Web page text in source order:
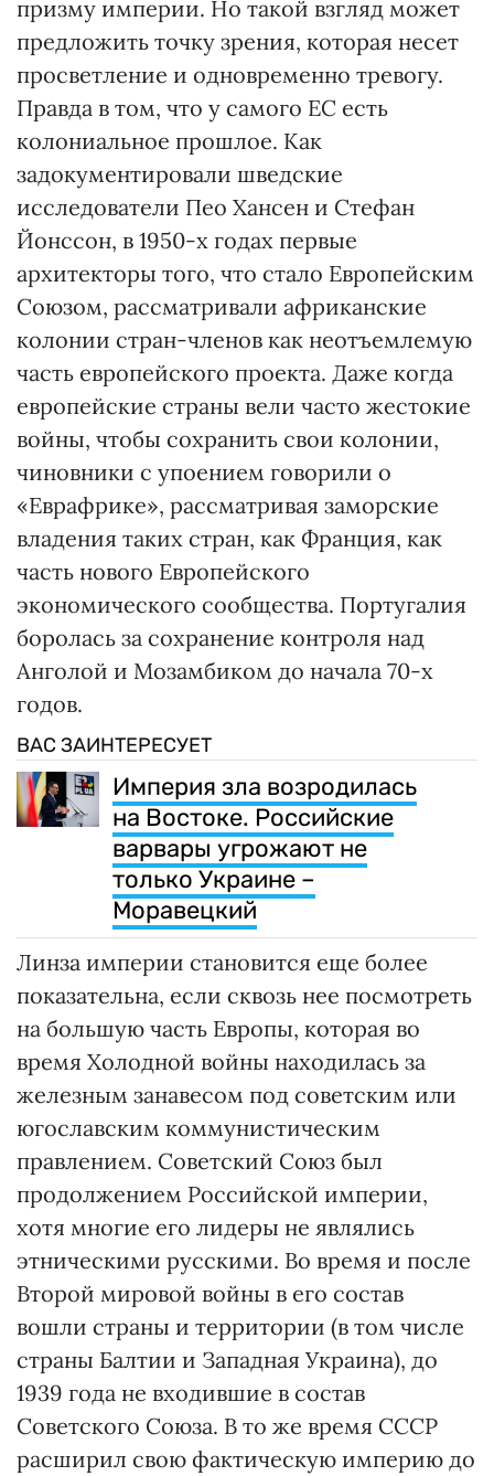
призму империи. Но такой взгляд может
предложить точку зрения, которая несет
просветление и одновременно тревогу.
Правда в том, что у самого ЕС есть
колониальное прошлое. Как
задокументировали шведские
исследователи Пео Хансен и Стефан
Йонссон, в 1950-х годах первые
архитекторы того, что стало Европейским
Союзом, рассматривали африканские
колонии стран-членов как неотъемлемую
часть европейского проекта. Даже когда
европейские страны вели часто жестокие
войны, чтобы сохранить свои колонии,
чиновники с упоением говорили о
«Еврафрике», рассматривая заморские
владения таких стран, как Франция, как
часть нового Европейского
экономического сообщества. Португалия
боролась за сохранение контроля над
Анголой и Мозамбиком до начала 70-х
годов.
ВАС ЗАИНТЕРЕСУЕТ
Империя зла возродилась
на Востоке. Российские
варвары угрожают не
только Украине –
Моравецкий
Линза империи становится еще более
показательна, если сквозь нее посмотреть
на большую часть Европы, которая во
время Холодной войны находилась за
железным занавесом под советским или
югославским коммунистическим
правлением. Советский Союз был
продолжением Российской империи,
хотя многие его лидеры не являлись
этническими русскими. Во время и после
Второй мировой войны в его состав
вошли страны и территории (в том числе
страны Балтии и Западная Украина), до
1939 года не входившие в состав
Советского Союза. В то же время СССР
расширил свою фактическую империю до